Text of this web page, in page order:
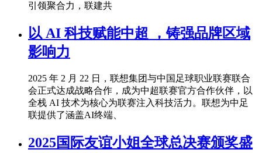
引领聚合力，联建共
以 AI 科技赋能中超 ，铸强品牌区域
影响力
2025 年 2 月 22 日，联想集团与中国足球职业联赛联合
会正式达成战略合作，成为中超联赛官方合作伙伴，以
全栈 AI 技术为核心为联赛注入科技活力。联想为中足
联提供了涵盖AI终端、
2025国际友谊小姐全球总决赛颁奖盛